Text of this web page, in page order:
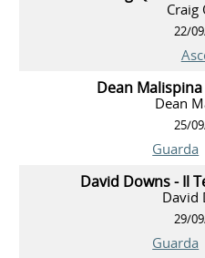
Craig
22/
Dean
Dean
25/
Guarda
David Downs - Il
David
29/
Guarda